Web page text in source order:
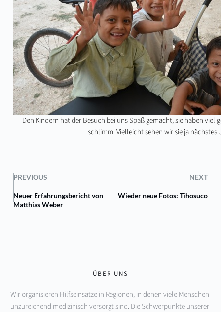
Den Kindern hat der Besuch bei uns Spaß gemacht, sie haben viel
schlimm. Vielleicht sehen wir sie ja nächstes
PREVIOUS NEXT
Neuer Erfahrungsbericht von
Matthias Weber
Wieder neue Fotos: Tihosuco
ÜBER UNS
Wir organisieren Hilfseinsätze in Regionen, in denen viele Menschen
unzureichend medizinisch versorgt sind. Die Schwerpunkte unserer